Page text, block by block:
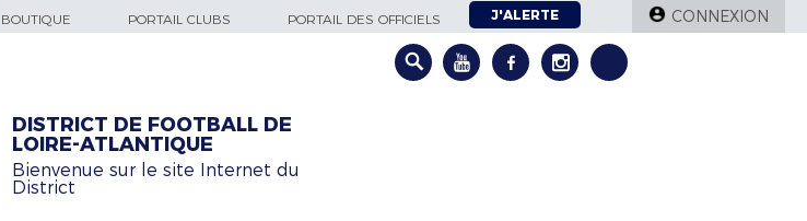
BOUTIQUE PORTAIL CLUBS PORTAIL DES OFFICIELS J'ALERTE CONNEXION
DISTRICT DE FOOTBALL DE
LOIRE-ATLANTIQUE
Bienvenue sur le site Internet du
District